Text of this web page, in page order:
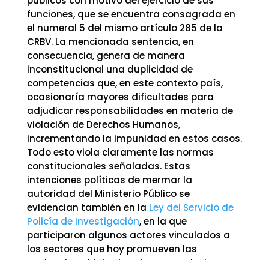
funciones, que se encuentra consagrada en
el numeral 5 del mismo artículo 285 de la
CRBV. La mencionada sentencia, en
consecuencia, genera de manera
inconstitucional una duplicidad de
competencias que, en este contexto país,
ocasionaría mayores dificultades para
adjudicar responsabilidades en materia de
violación de Derechos Humanos,
incrementando la impunidad en estos casos.
Todo esto viola claramente las normas
constitucionales señaladas. Estas
intenciones políticas de mermar la
autoridad del Ministerio Público se
evidencian también en la Ley del Servicio de
Policía de Investigación, en la que
participaron algunos actores vinculados a
los sectores que hoy promueven las